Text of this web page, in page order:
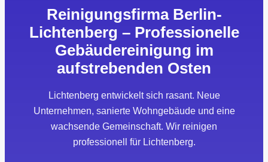
Reinigungsfirma Berlin-
Lichtenberg – Professionelle
Gebäudereinigung im
aufstrebenden Osten
Lichtenberg entwickelt sich rasant. Neue
Unternehmen, sanierte Wohngebäude und eine
wachsende Gemeinschaft. Wir reinigen
professionell für Lichtenberg.